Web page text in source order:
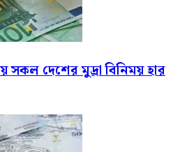
সকল দেশের মুদ্রা বিনিময় হার